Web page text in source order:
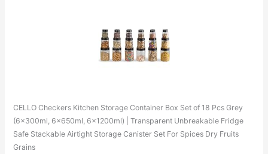
CELLO Checkers Kitchen Storage Container Box Set of 18 Pcs Grey
(6x300ml, 6x650ml, 6x1200ml) | Transparent Unbreakable Fridge
Safe Stackable Airtight Storage Canister Set For Spices Dry Fruits
Grains